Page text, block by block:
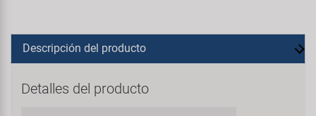
Descripción del producto
Detalles del producto